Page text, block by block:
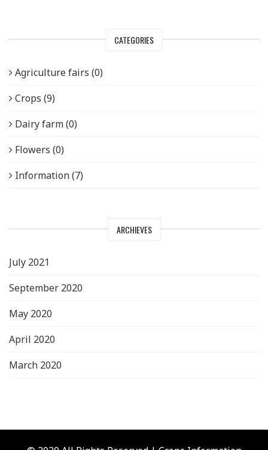
CATEGORIES
Agriculture fairs (0)
Crops (9)
Dairy farm (0)
Flowers (0)
Information (7)
ARCHIEVES
July 2021
September 2020
May 2020
April 2020
March 2020